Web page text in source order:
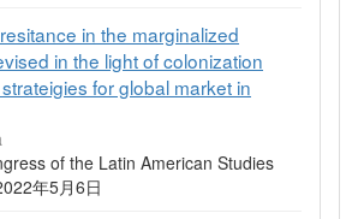
in the marginalized
in the light of colonization
for global market in
of the Latin American Studies
年5月6日